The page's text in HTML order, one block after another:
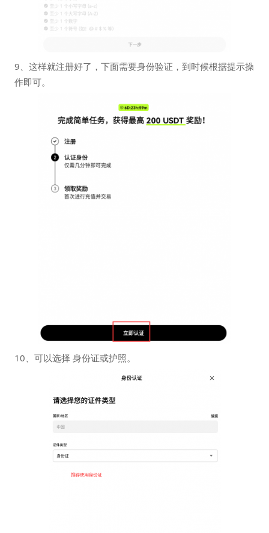
9、这样就注册好了，下面需要身份验证，到时候根据提示操
作即可。
10、可以选择 身份证或护照。